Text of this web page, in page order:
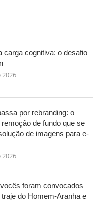
carga cognitiva: o desafio
2026
por rebranding: o
de fundo que se
de imagens para e-
2026
foram convocados
traje do Homem-Aranha e